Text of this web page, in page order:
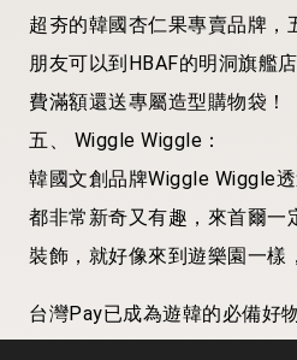
超夯的韓國杏仁果專賣品牌
朋友可以到HBAF的明洞旗艦
費滿額還送專屬造型購物袋！
五、 Wiggle Wiggle：
韓國文創品牌Wiggle Wiggle
都非常新奇又有趣，來首爾一
裝飾，就好像來到遊樂園一樣
台灣Pay已成為遊韓的必備好